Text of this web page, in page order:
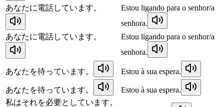
あなたに電話しています。
Estou ligando para o senhor/a
senhora.
あなたに電話しています。
Estou ligando para o senhor/a
senhora.
あなたを待っています。 Estou à sua espera.
あなたを待っています。
Estou à sua espera.
私はそれを必要としています。